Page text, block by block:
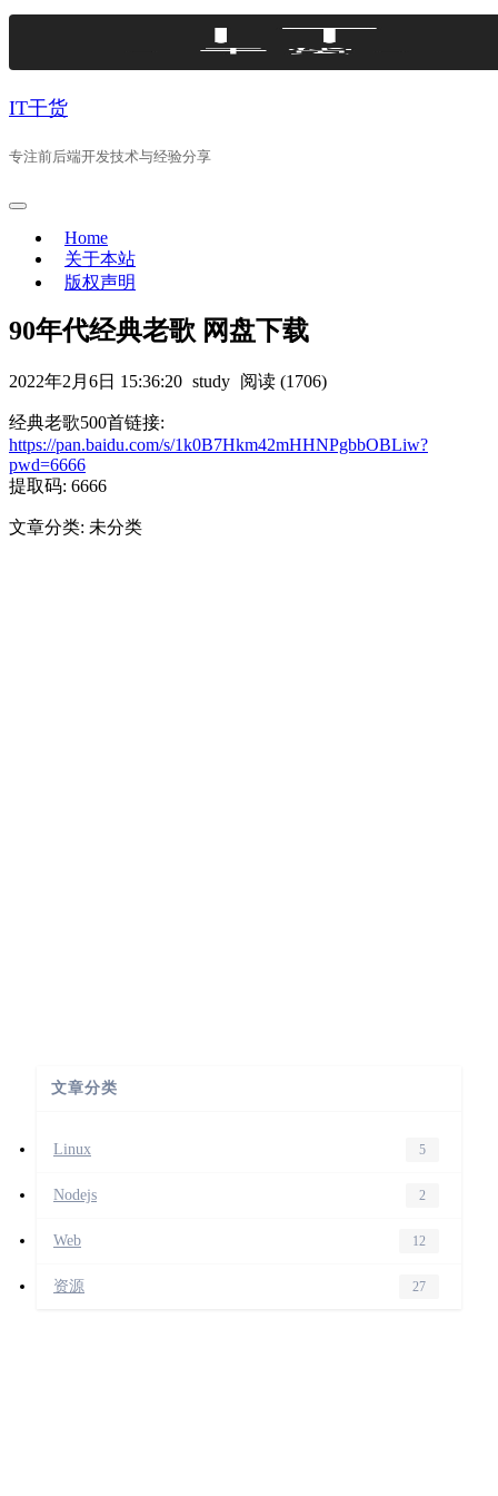
Skip
IT干货
专注前后端开发技术与经验分享
Home
关于本站
版权声明
90年代经典老歌 网盘下载
2022年2月6日 15:36:20 study 阅读 (1706)
经典老歌500首链接:
https://pan.baidu.com/s/1k0B7Hkm42mHHNPgbbOBLiw?
pwd=6666
提取码: 6666
文章分类: 未分类
文章分类
Linux 5
Nodejs 2
Web 12
资源 27